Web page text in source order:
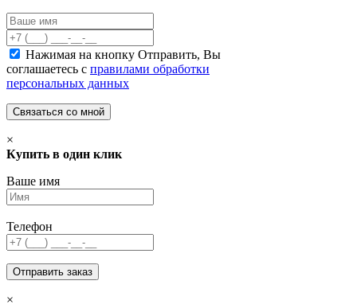
Нажимая на кнопку Отправить, Вы
соглашаетесь с правилами обработки
персональных данных
×
Купить в один клик
Ваше имя
Телефон
×